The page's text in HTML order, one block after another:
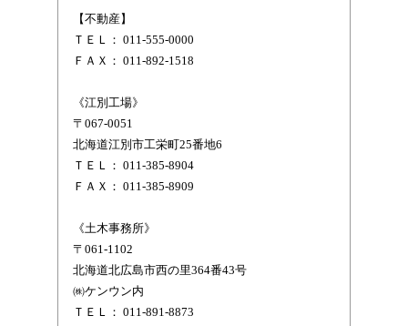
【不動産】
ＴＥＬ： 011-555-0000
ＦＡＸ： 011-892-1518
《江別工場》
〒067-0051
北海道江別市工栄町25番地6
ＴＥＬ： 011-385-8904
ＦＡＸ： 011-385-8909
《土木事務所》
〒061-1102
北海道北広島市西の里364番43号
㈱ケンウン内
ＴＥＬ： 011-891-8873